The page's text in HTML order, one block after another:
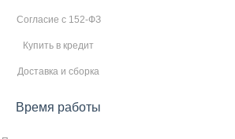
Согласие с 152-ФЗ
Купить в кредит
Доставка и сборка
Время работы